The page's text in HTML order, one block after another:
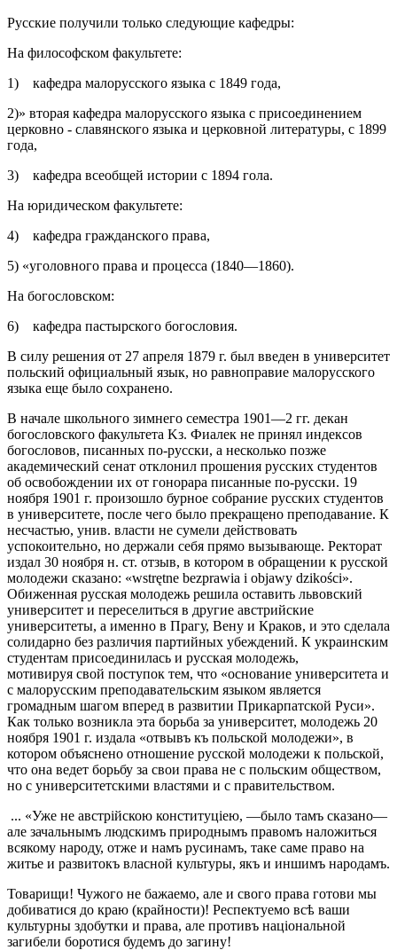
Русские получили только следующие кафедры:
На философском факультете:
1) кафедра малорусского языка с 1849 года,
2)» вторая кафедра малорусского языка с присоединением
церковно - славянского языка и церковной литературы, с 1899
года,
3) кафедра всеобщей истории с 1894 гола.
На юридическом факультете:
4) кафедра гражданского права,
5) «уголовного права и процесса (1840—1860).
На богословском:
6) кафедра пастырского богословия.
В силу решения от 27 апреля 1879 г. был введен в университет
польский официальный язык, но равноправие малорусского
языка еще было сохранено.
В начале школьного зимнего семестра 1901—2 гг. декан
богословского факультета Kз. Фиалек не принял индексов
богословов, писанных по-русски, а несколько позже
академический сенат отклонил прошения русских студентов
об освобождении их от гонорара писанные по-русски. 19
ноября 1901 г. произошло бурное собрание русских студентов
в университете, после чего было прекращено преподавание. К
несчастью, унив. власти не сумели действовать
успокоительно, но держали себя прямо вызывающе. Ректорат
издал 30 ноября н. ст. отзыв, в котором в обращении к русской
молодежи сказано: «wstrętne bezprawia i objawy dzikości».
Обиженная русская молодежь решила оставить львовский
университет и переселиться в другие австрийские
университеты, а именно в Прагу, Вену и Краков, и это сделала
солидарно без различия партийных убеждений. К украинским
студентам присоединилась и русская молодежь,
мотивируя свой поступок тем, что «основание университета и
с малорусским преподавательским языком является
громадным шагом вперед в развитии Прикарпатской Руси».
Как только возникла эта борьба за университет, молодежь 20
ноября 1901 г. издала «отвывъ къ польской молодежи», в
котором объяснено отношение русской молодежи к польской,
что она ведет борьбу за свои права не с польским обществом,
но с университетскими властями и с правительством.
... «Уже не австрійскою конституціею, —было тамъ сказано—
але зачальнымъ людскимъ природнымъ правомъ наложиться
всякому народу, отже и намъ русинамъ, таке саме право на
житье и развитокъ власной культуры, якъ и иншимъ народамъ.
Товарищи! Чужого не бажаемо, але и свого права готови мы
добиватися до краю (крайности)! Респектуемо всѣ ваши
культурны здобутки и права, але противъ національной
загибели боротися будемъ до загину!